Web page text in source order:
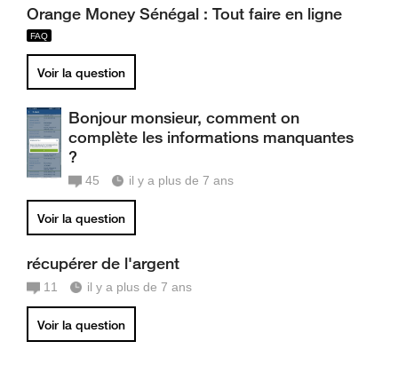
Orange Money Sénégal : Tout faire en ligne
Voir la question
Bonjour monsieur, comment on
complète les informations manquantes
?
45 il y a plus de 7 ans
Voir la question
récupérer de l'argent
11 il y a plus de 7 ans
Voir la question